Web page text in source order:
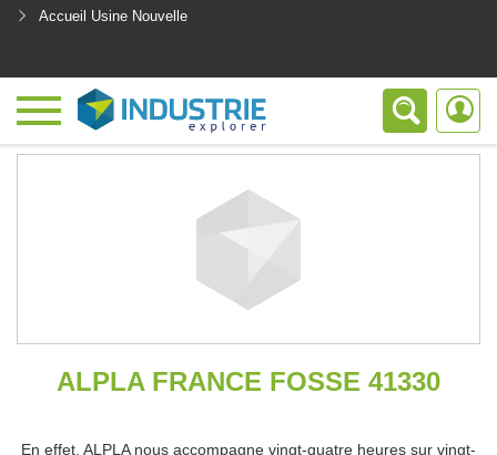
Accueil Usine Nouvelle
ALPLA FRANCE FOSSE 41330
En effet, ALPLA nous accompagne vingt-quatre heures sur vingt-